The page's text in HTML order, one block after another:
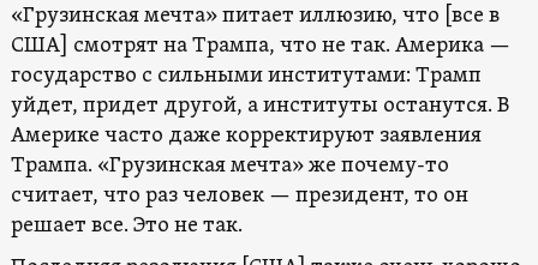
«Грузинская мечта» питает иллюзию, что [все в
США] смотрят на Трампа, что не так. Америка —
государство с сильными институтами: Трамп
уйдет, придет другой, а институты останутся. В
Америке часто даже корректируют заявления
Трампа. «Грузинская мечта» же почему-то
считает, что раз человек — президент, то он
решает все. Это не так.